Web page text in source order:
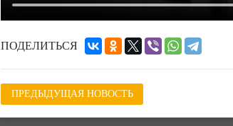
ПОДЕЛИТЬСЯ
ПРЕДЫДУЩАЯ НОВОСТЬ